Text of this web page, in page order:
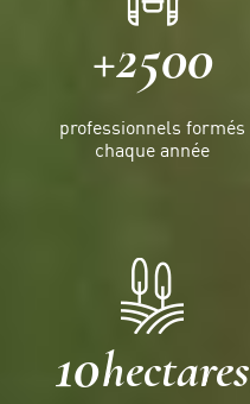
+2500
professionnels formés
chaque année
10hectares